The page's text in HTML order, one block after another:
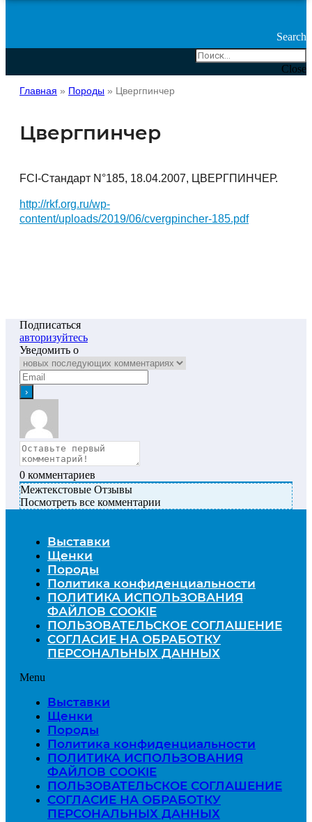
Search
Close
Главная » Породы » Цвергпинчер
Цвергпинчер
FCI-Стандарт N°185, 18.04.2007, ЦВЕРГПИНЧЕР.
http://rkf.org.ru/wp-
content/uploads/2019/06/cvergpincher-185.pdf
Подписаться
авторизуйтесь
Уведомить о
0 комментариев
Межтекстовые Отзывы
Посмотреть все комментарии
Выставки
Щенки
Породы
Политика конфиденциальности
ПОЛИТИКА ИСПОЛЬЗОВАНИЯ
ФАЙЛОВ COOKIE
ПОЛЬЗОВАТЕЛЬСКОЕ СОГЛАШЕНИЕ
СОГЛАСИЕ НА ОБРАБОТКУ
ПЕРСОНАЛЬНЫХ ДАННЫХ
Menu
Выставки
Щенки
Породы
Политика конфиденциальности
ПОЛИТИКА ИСПОЛЬЗОВАНИЯ
ФАЙЛОВ COOKIE
ПОЛЬЗОВАТЕЛЬСКОЕ СОГЛАШЕНИЕ
СОГЛАСИЕ НА ОБРАБОТКУ
ПЕРСОНАЛЬНЫХ ДАННЫХ